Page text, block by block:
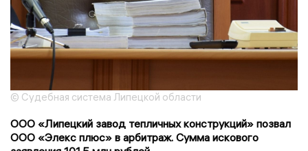
© Судебная система Липецкой области
ООО «Липецкий завод тепличных конструкций» позвал
ООО «Элекс плюс» в арбитраж. Сумма искового